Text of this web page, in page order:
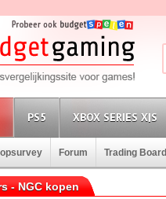
PS5 XBOX SERIES X|S
Forum Trading Board
- NGC kopen